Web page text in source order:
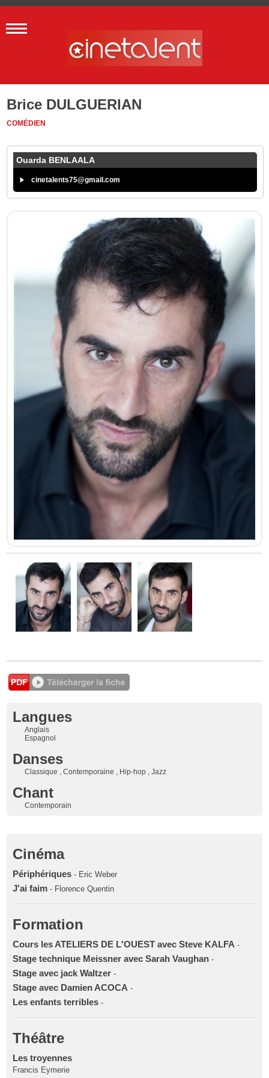
Brice DULGUERIAN
COMÉDIEN
Ouarda BENLAALA
cinetalents75@gmail.com
Langues
Anglais
Espagnol
Danses
Classique , Contemporaine , Hip-hop , Jazz
Chant
Contemporain
Cinéma
Périphériques - Eric Weber
J'ai faim - Florence Quentin
Formation
Cours les ATELIERS DE L'OUEST avec Steve KALFA -
Stage technique Meissner avec Sarah Vaughan -
Stage avec jack Waltzer -
Stage avec Damien ACOCA -
Les enfants terribles -
Théâtre
Les troyennes
Francis Eymerie